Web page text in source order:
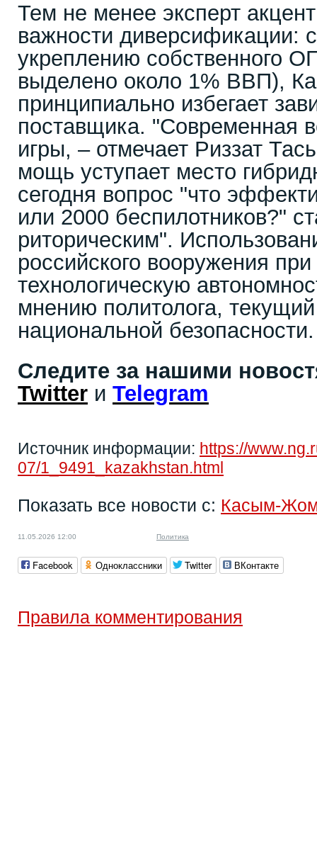
Тем не менее эксперт
важности диверсификации:
укреплению собственного
выделено около 1% ВВП),
принципиально избегает
поставщика. "Современная
игры, – отмечает Риззат
мощь уступает место
сегодня вопрос "что
или 2000 беспилотников?"
риторическим".
российского вооружения
технологическую
мнению политолога,
национальной безопасности.
Следите за нашими
Twitter и Telegram
Источник информации: https://
07/1_9491_kazakhstan.html
Показать все новости с: Касым-
11.05.2026 12:00 Политика
Facebook Одноклассники Twitter ВКонтакте
Правила комментирования